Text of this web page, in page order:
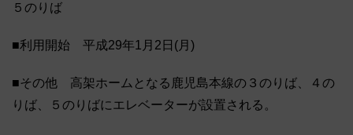
５のりば
■利用開始 平成29年1月2日(月)
■その他 高架ホームとなる鹿児島本線の３のりば、４の
りば、５のりばにエレベーターが設置される。